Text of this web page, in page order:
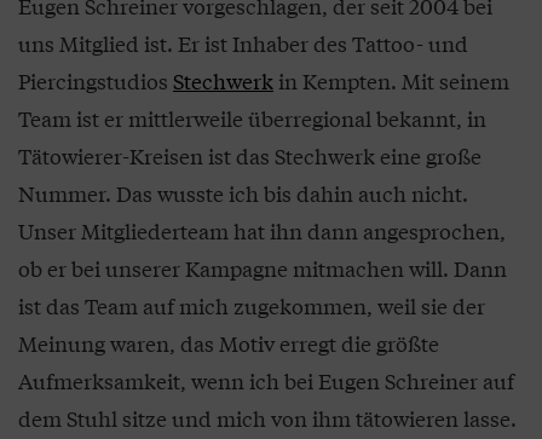
uns Mitglied ist. Er ist Inhaber des Tattoo- und
Piercingstudios Stechwerk in Kempten. Mit seinem
Team ist er mittlerweile überregional bekannt, in
Tätowierer-Kreisen ist das Stechwerk eine große
Nummer. Das wusste ich bis dahin auch nicht.
Unser Mitgliederteam hat ihn dann angesprochen,
ob er bei unserer Kampagne mitmachen will. Dann
ist das Team auf mich zugekommen, weil sie der
Meinung waren, das Motiv erregt die größte
Aufmerksamkeit, wenn ich bei Eugen Schreiner auf
dem Stuhl sitze und mich von ihm tätowieren lasse.